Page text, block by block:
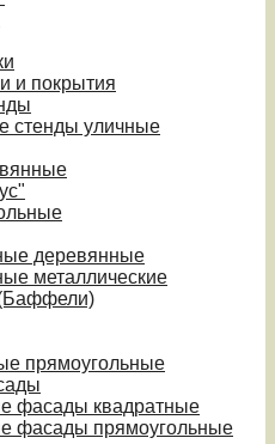
и покрытия
стенды уличные
деревянные
металлические
(Баффели)
прямоугольные
фасады квадратные
фасады прямоугольные